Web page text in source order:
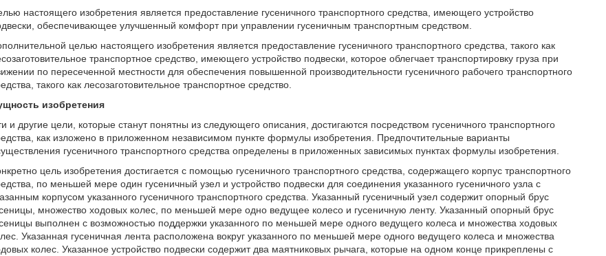
настоящего изобретения является предоставление гусеничного транспортного средства, имеющего устройство
обеспечивающее улучшенный комфорт при управлении гусеничным транспортным средством.
целью настоящего изобретения является предоставление гусеничного транспортного средства, такого как
транспортное средство, имеющего устройство подвески, которое облегчает транспортировку груза при
по пересеченной местности для обеспечения повышенной производительности гусеничного рабочего транспортного
такого как лесозаготовительное транспортное средство.
изобретения
и другие цели, которые станут понятны из следующего описания, достигаются посредством гусеничного транспортного
как изложено в приложенном независимом пункте формулы изобретения. Предпочтительные варианты
гусеничного транспортного средства определены в приложенных зависимых пунктах формулы изобретения.
цель изобретения достигается с помощью гусеничного транспортного средства, содержащего корпус транспортного
по меньшей мере один гусеничный узел и устройство подвески для соединения указанного гусеничного узла с
корпусом указанного гусеничного транспортного средства. Указанный гусеничный узел содержит опорный брус
множество ходовых колес, по меньшей мере одно ведущее колесо и гусеничную ленту. Указанный опорный брус
выполнен с возможностью поддержки указанного по меньшей мере одного ведущего колеса и множества ходовых
Указанная гусеничная лента расположена вокруг указанного по меньшей мере одного ведущего колеса и множества
колес. Указанное устройство подвески содержит два маятниковых рычага, которые на одном конце прикреплены с